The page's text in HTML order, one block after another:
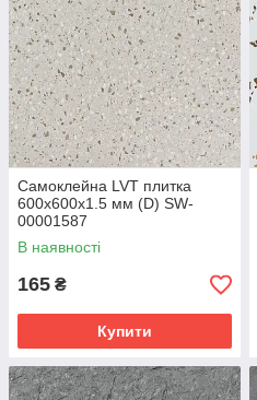
Самоклейна LVT плитка
600х600х1.5 мм (D) SW-
00001587
В наявності
165 ₴
Купити